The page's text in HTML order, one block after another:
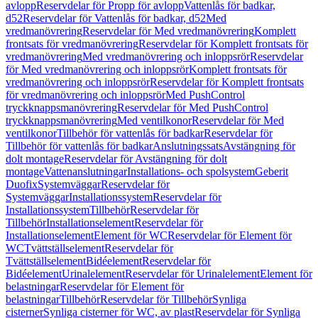
avloppReservdelar för Propp för avloppVattenlås för badkar,
d52Reservdelar för Vattenlås för badkar, d52Med
vredmanövreringReservdelar för Med vredmanövreringKomplett
frontsats för vredmanövreringReservdelar för Komplett frontsats för
vredmanövreringMed vredmanövrering och inloppsrörReservdelar
för Med vredmanövrering och inloppsrörKomplett frontsats för
vredmanövrering och inloppsrörReservdelar för Komplett frontsats
för vredmanövrering och inloppsrörMed PushControl
tryckknappsmanövreringReservdelar för Med PushControl
tryckknappsmanövreringMed ventilkonorReservdelar för Med
ventilkonorTillbehör för vattenlås för badkarReservdelar för
Tillbehör för vattenlås för badkarAnslutningssatsAvstängning för
dolt montageReservdelar för Avstängning för dolt
montageVattenanslutningarInstallations- och spolsystemGeberit
DuofixSystemväggarReservdelar för
SystemväggarInstallationssystemReservdelar för
InstallationssystemTillbehörReservdelar för
TillbehörInstallationselementReservdelar för
InstallationselementElement för WCReservdelar för Element för
WCTvättställselementReservdelar för
TvättställselementBidéelementReservdelar för
BidéelementUrinalelementReservdelar för UrinalelementElement för
belastningarReservdelar för Element för
belastningarTillbehörReservdelar för TillbehörSynliga
cisternerSynliga cisterner för WC, av plastReservdelar för Synliga